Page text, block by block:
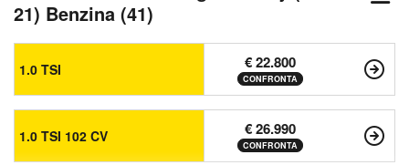
21) Benzina (41)
1.0 TSI € 22.800
CONFRONTA
1.0 TSI 102 CV € 26.990
CONFRONTA